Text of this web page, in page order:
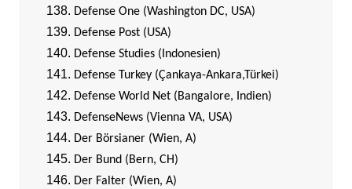
Defense One (Washington DC, USA)
Defense Post (USA)
Defense Studies (Indonesien)
Defense Turkey (Çankaya-Ankara,Türkei)
Defense World Net (Bangalore, Indien)
DefenseNews (Vienna VA, USA)
Der Börsianer (Wien, A)
Der Bund (Bern, CH)
Der Falter (Wien, A)